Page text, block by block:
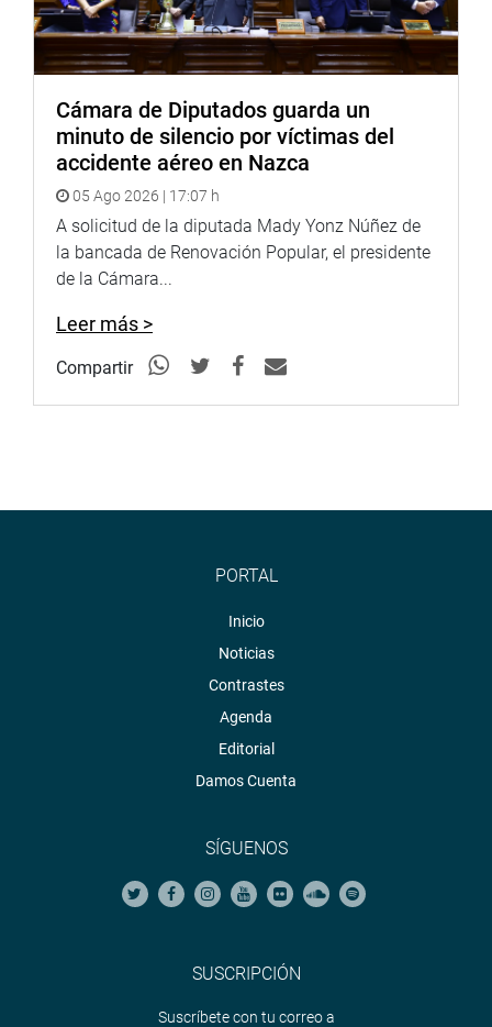
Cámara de Diputados guarda un
minuto de silencio por víctimas del
accidente aéreo en Nazca
05 Ago 2026 | 17:07 h
A solicitud de la diputada Mady Yonz Núñez de
la bancada de Renovación Popular, el presidente
de la Cámara...
Leer más >
Compartir
PORTAL
Inicio
Noticias
Contrastes
Agenda
Editorial
Damos Cuenta
SÍGUENOS
SUSCRIPCIÓN
Suscríbete con tu correo a